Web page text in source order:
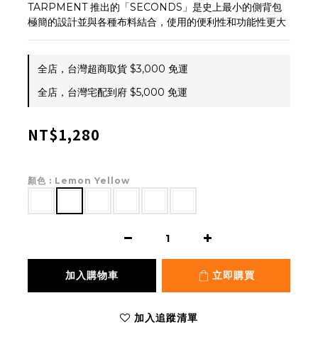
TARPMENT 推出的「SECONDS」是史上最小的側背包
極簡的設計並與各種布料結合，使用的便利性和功能性更大
全店，台灣超商取貨 $3,000 免運
全店，台灣宅配到府 $5,000 免運
NT$1,280
顏色 : Lemon Yellow
加入購物車 立即購買
加入追蹤清單